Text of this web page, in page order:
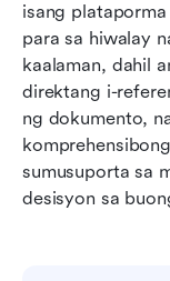
isang
para sa hiwalay
kaalaman, dahil
direktang i-
ng dokumento,
sumusuporta sa
desisyon sa